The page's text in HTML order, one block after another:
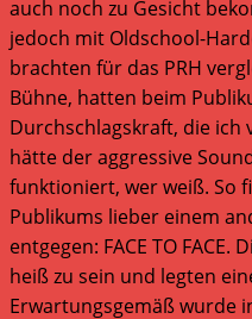
auch noch zu Gesicht
jedoch mit Oldschool-
brachten für das PRH
Bühne, hatten beim
Durchschlagskraft, die
hätte der aggressive
funktioniert, wer weiß. So
Publikums lieber einem
entgegen: FACE TO
heiß zu sein und legten
Erwartungsgemäß wurde